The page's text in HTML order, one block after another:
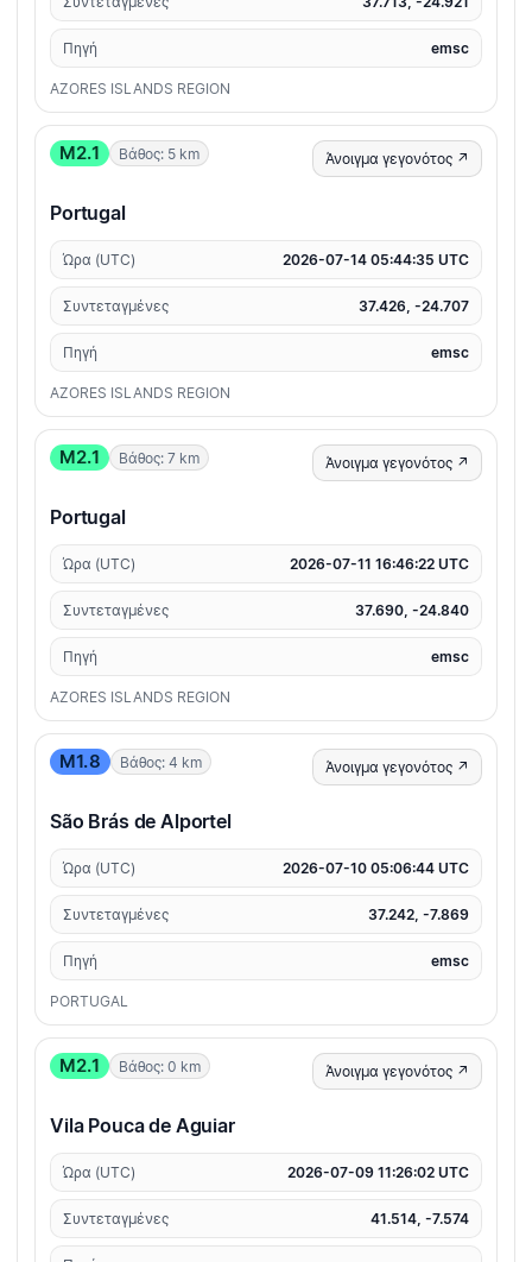
Πηγή emsc
AZORES ISLANDS REGION
M2.1 Βάθος: 5 km Άνοιγμα γεγονότος ↗
Portugal
Ώρα (UTC) 2026-07-14 05:44:35 UTC
Συντεταγμένες 37.426, -24.707
Πηγή emsc
AZORES ISLANDS REGION
M2.1 Βάθος: 7 km Άνοιγμα γεγονότος ↗
Portugal
Ώρα (UTC) 2026-07-11 16:46:22 UTC
Συντεταγμένες 37.690, -24.840
Πηγή emsc
AZORES ISLANDS REGION
M1.8 Βάθος: 4 km Άνοιγμα γεγονότος ↗
São Brás de Alportel
Ώρα (UTC) 2026-07-10 05:06:44 UTC
Συντεταγμένες 37.242, -7.869
Πηγή emsc
PORTUGAL
M2.1 Βάθος: 0 km Άνοιγμα γεγονότος ↗
Vila Pouca de Aguiar
Ώρα (UTC) 2026-07-09 11:26:02 UTC
Συντεταγμένες 41.514, -7.574